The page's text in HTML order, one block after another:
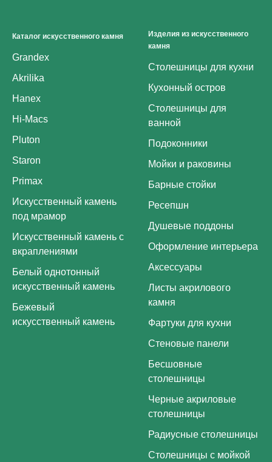
Каталог искусственного камня
Grandex
Akrilika
Hanex
Hi-Macs
Pluton
Staron
Primax
Искусственный камень
под мрамор
Искусственный камень с
вкраплениями
Белый однотонный
искусственный камень
Бежевый
искусственный камень
Изделия из искусственного
камня
Столешницы для кухни
Кухонный остров
Столешницы для
ванной
Подоконники
Мойки и раковины
Барные стойки
Ресепшн
Душевые поддоны
Оформление интерьера
Аксессуары
Листы акрилового
камня
Фартуки для кухни
Стеновые панели
Бесшовные
столешницы
Черные акриловые
столешницы
Радиусные столешницы
Столешницы с мойкой